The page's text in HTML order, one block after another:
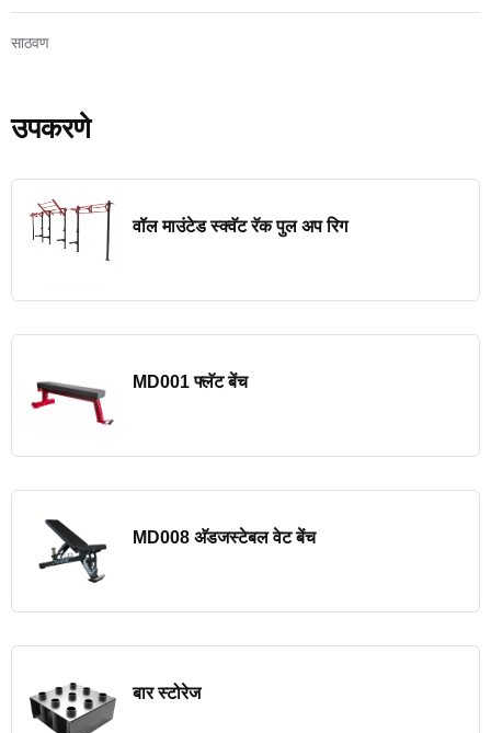
साठवण
उपकरणे
वॉल माउंटेड स्क्वॅट रॅक पुल अप रिग
MD001 फ्लॅट बेंच
MD008 अ‍ॅडजस्टेबल वेट बेंच
बार स्टोरेज